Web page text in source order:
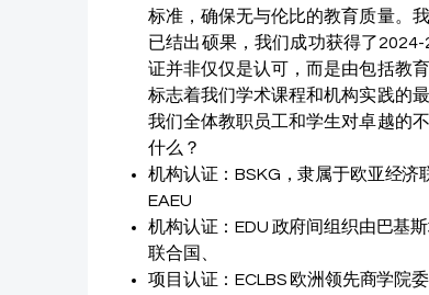
标准，确保无与伦比的教育质量。
已结出硕果，我们成功获得了
证并非仅仅是认可，而是由包括教
标志着我们学术课程和机构实践的
我们全体教职员工和学生对卓越的
什么？
机构认证：BSKG，隶属于欧亚经济
EAEU
机构认证：EDU 政府间组织由巴基
联合国、
项目认证：ECLBS 欧洲领先商学院